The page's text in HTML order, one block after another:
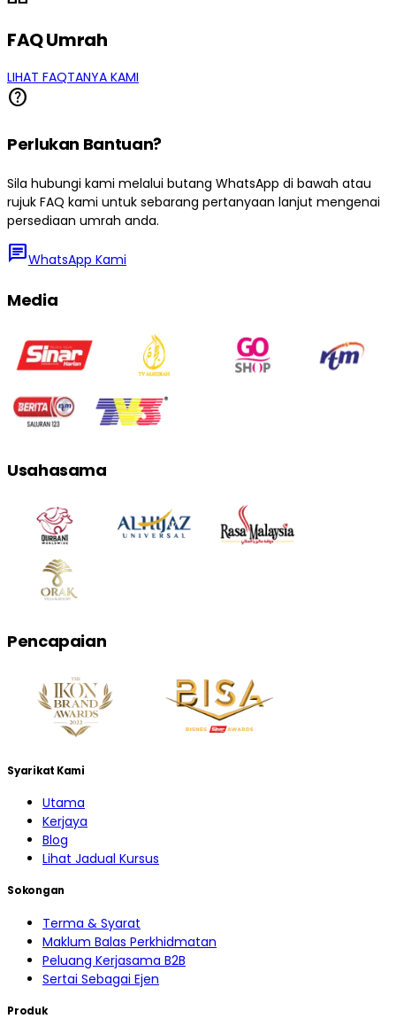
FAQ Umrah
LIHAT FAQTANYA KAMI
help
Perlukan Bantuan?
Sila hubungi kami melalui butang WhatsApp di bawah atau
rujuk FAQ kami untuk sebarang pertanyaan lanjut mengenai
persediaan umrah anda.
chatWhatsApp Kami
Media
Usahasama
Pencapaian
Syarikat Kami
Utama
Kerjaya
Blog
Lihat Jadual Kursus
Sokongan
Terma & Syarat
Maklum Balas Perkhidmatan
Peluang Kerjasama B2B
Sertai Sebagai Ejen
Produk